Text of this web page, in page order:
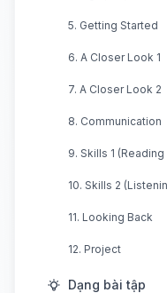
5. Getting Started
6. A Closer Look 1
7. A Closer Look 2
8. Communication
9. Skills 1
10. Skills 2
11. Looking Back
12. Project
Dạng bài tập